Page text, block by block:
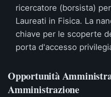
ricercatore (borsista)
Laureati in Fisica. La
chiave per le scoperte
porta d'accesso
Opportunità
Amministrazione